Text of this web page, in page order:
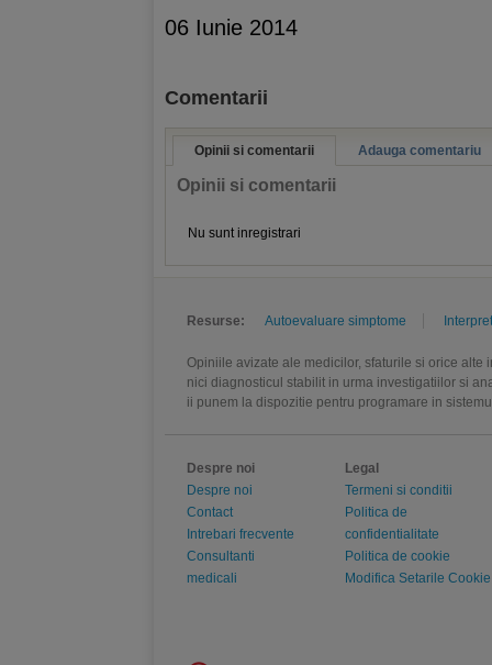
06 Iunie 2014
Comentarii
Opinii si comentarii Adauga comentariu
Opinii si comentarii
Nu sunt inregistrari
Resurse: Autoevaluare simptome
Opiniile avizate ale medicilor, sfaturile si orice
nici diagnosticul stabilit in urma investigatiilor si
ii punem la dispozitie pentru programare in
Despre noi
Despre noi
Contact
Intrebari frecvente
Consultanti
medicali
Legal
Termeni si conditii
Politica de
confidentialitate
Politica de cookie
Modifica Setarile Cookie